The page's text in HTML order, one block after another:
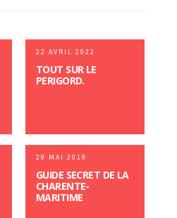
22 AVRIL 2022
TOUT SUR LE
PERIGORD.
29 MAI 2019
GUIDE SECRET DE LA
CHARENTE-
MARITIME